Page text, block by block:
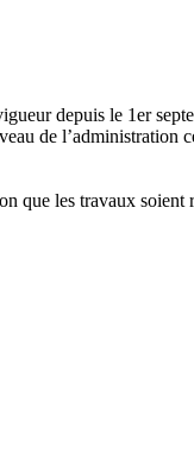
depuis le 1er
de l’administration
que les travaux soient